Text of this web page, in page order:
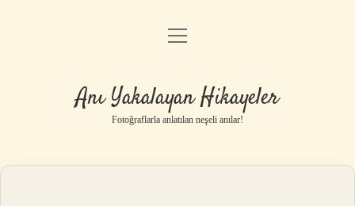
Anasayfa
Yasal Uyarı
menüyü
Anı Yakalayan Hikayeler
Fotoğraflarla anlatılan neşeli anılar!